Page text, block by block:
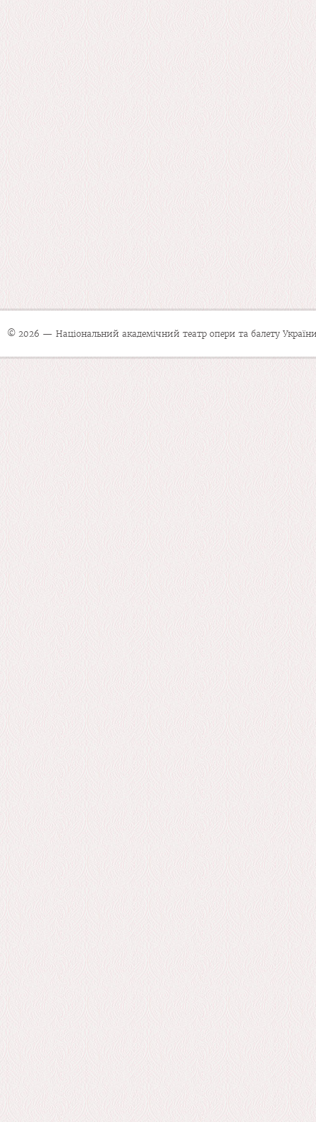
© 2026 — Національний академічний театр опери та балету